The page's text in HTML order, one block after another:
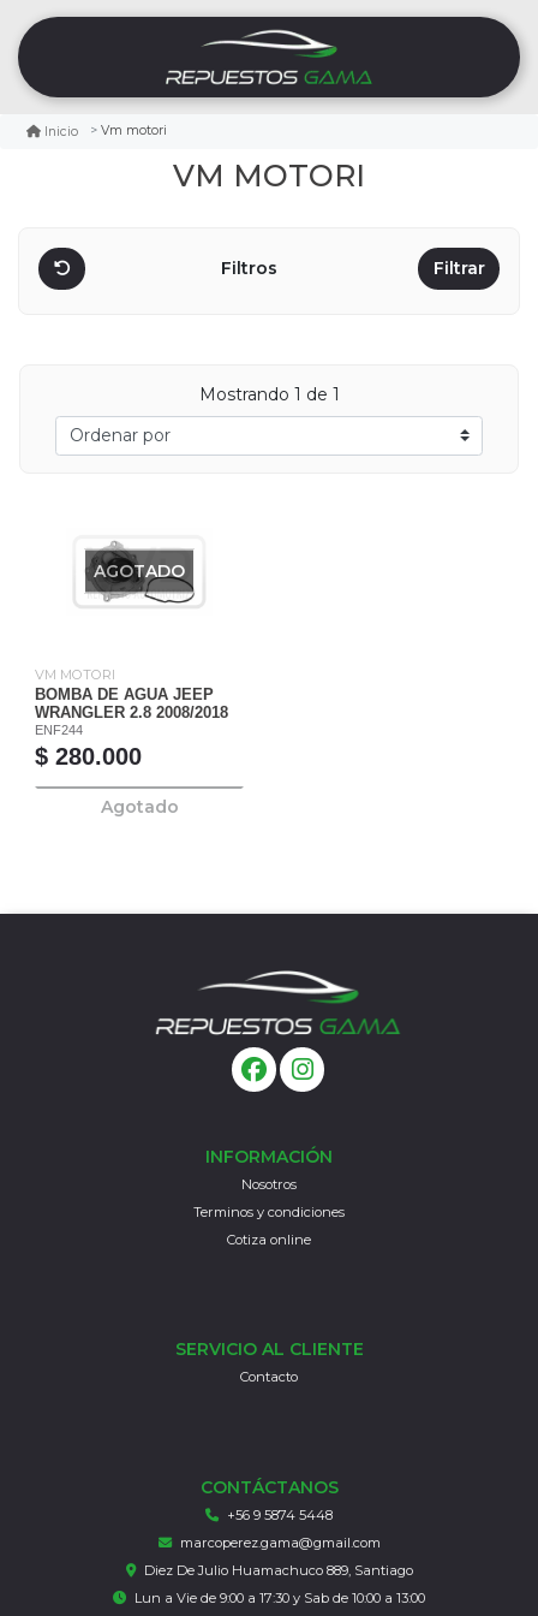
Inicio Vm motori
VM MOTORI
Filtros Filtrar
Mostrando 1 de 1
AGOTADO
VM MOTORI
BOMBA DE AGUA JEEP
WRANGLER 2.8 2008/2018
ENF244
$ 280.000
Agotado
INFORMACIÓN
Nosotros
Terminos y condiciones
Cotiza online
SERVICIO AL CLIENTE
Contacto
CONTÁCTANOS
+56 9 5874 5448
marcoperez.gama@gmail.com
Diez De Julio Huamachuco 889, Santiago
Lun a Vie de 9:00 a 17:30 y Sab de 10:00 a 13:00